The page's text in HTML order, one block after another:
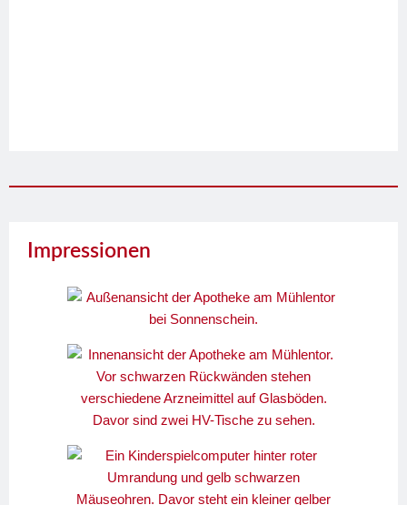
Impressionen